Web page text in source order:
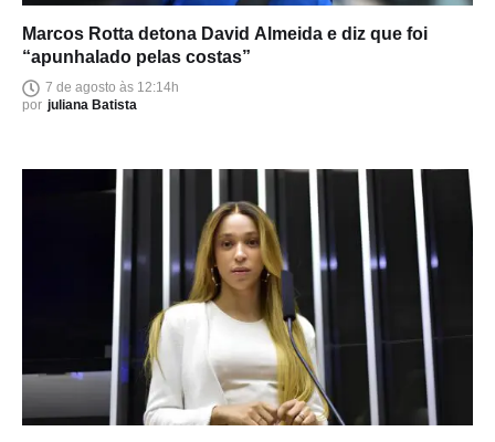
Marcos Rotta detona David Almeida e diz que foi
“apunhalado pelas costas”
7 de agosto às 12:14h
por juliana Batista